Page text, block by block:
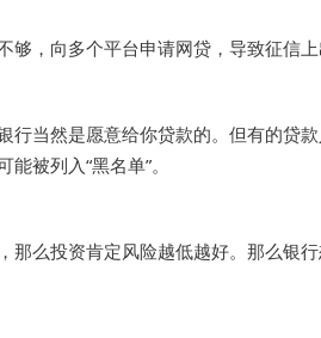
向多个平台申请网贷，导致征信上
当然是愿意给你贷款的。但有的贷
被列入“黑名单”。
么投资肯定风险越低越好。那么银